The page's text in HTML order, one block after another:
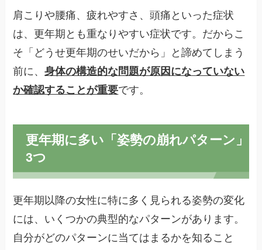
肩こりや腰痛、疲れやすさ、頭痛といった症状
は、更年期とも重なりやすい症状です。だからこ
そ「どうせ更年期のせいだから」と諦めてしまう
前に、身体の構造的な問題が原因になっていない
か確認することが重要です。
更年期に多い「姿勢の崩れパターン」
3つ
更年期以降の女性に特に多く見られる姿勢の変化
には、いくつかの典型的なパターンがあります。
自分がどのパターンに当てはまるかを知ること